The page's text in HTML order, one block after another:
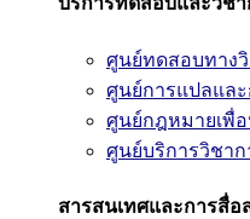
ศูนย์ทดสอบทาง
ศูนย์การแปลและ
ศูนย์กฎหมายเพื่
ศูนย์บริการวิชา
สารสนเทศและการสื่อ